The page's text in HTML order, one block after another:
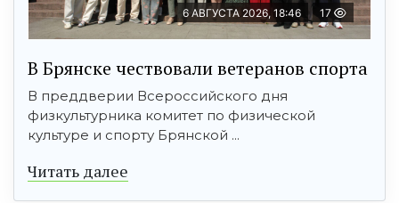
6 АВГУСТА 2026, 18:46 17
В Брянске чествовали ветеранов спорта
В преддверии Всероссийского дня
физкультурника комитет по физической
культуре и спорту Брянской ...
Читать далее